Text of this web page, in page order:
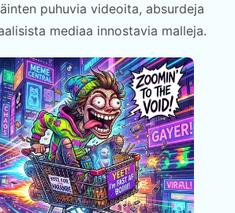
puhuvia videoita, absurdeja
mediaa innostavia malleja.